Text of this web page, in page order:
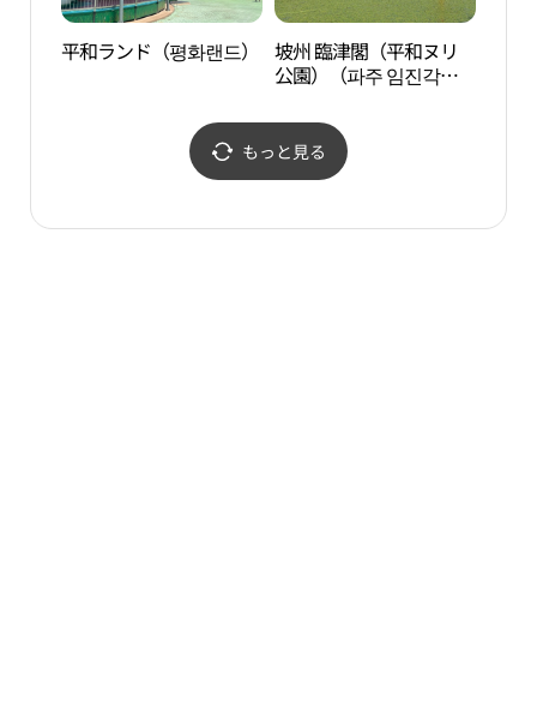
平和ランド（평화랜드）
坡州 臨津閣（平和ヌリ
公園）（파주 임진각
もっと見る